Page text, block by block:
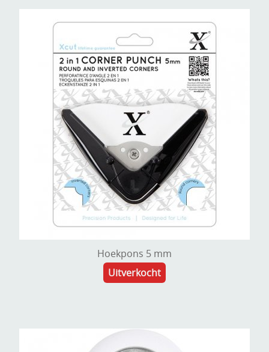
Hoekpons 5 mm
Uitverkocht